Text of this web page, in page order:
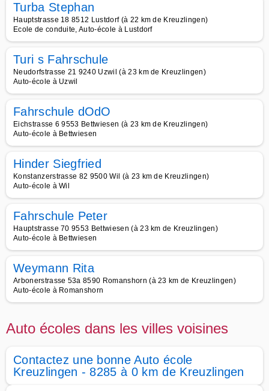
Turba Stephan
Hauptstrasse 18 8512 Lustdorf (à 22 km de Kreuzlingen)
Ecole de conduite, Auto-école à Lustdorf
Turi s Fahrschule
Neudorfstrasse 21 9240 Uzwil (à 23 km de Kreuzlingen)
Auto-école à Uzwil
Fahrschule dOdO
Eichstrasse 6 9553 Bettwiesen (à 23 km de Kreuzlingen)
Auto-école à Bettwiesen
Hinder Siegfried
Konstanzerstrasse 82 9500 Wil (à 23 km de Kreuzlingen)
Auto-école à Wil
Fahrschule Peter
Hauptstrasse 70 9553 Bettwiesen (à 23 km de Kreuzlingen)
Auto-école à Bettwiesen
Weymann Rita
Arbonerstrasse 53a 8590 Romanshorn (à 23 km de Kreuzlingen)
Auto-école à Romanshorn
Auto écoles dans les villes voisines
Contactez une bonne Auto école
Kreuzlingen - 8285 à 0 km de Kreuzlingen